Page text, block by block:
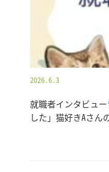
2026.6.3
就職者インタビュー
した」猫好きAさん